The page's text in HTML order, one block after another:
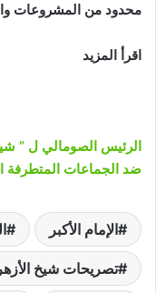
محدود من المشروعات
اقرأ المزيد
الرئيس الصومالي ل ”
ضد الجماعات المتطرفة
الإمام الأكبر
تصريحات شيخ